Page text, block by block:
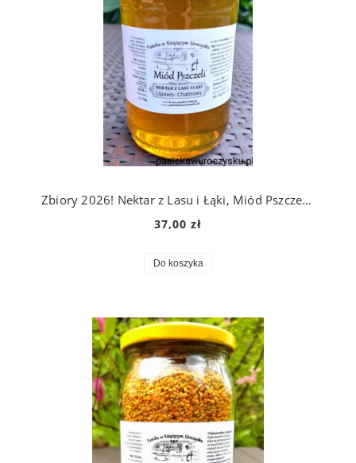
Zbiory 2026! Nektar z Lasu i Łąki, Miód Pszczeli Lipowo-Chabrowy 1,1 kg. Prosto Z Ula Do Słoika!
37,00 zł
Do koszyka